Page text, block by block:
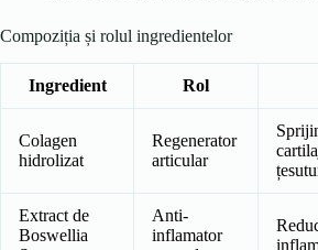
Compoziția și rolul ingredientelor
Ingredient Rol
Colagen
hidrolizat
Regenerator
articular
Extract de
Boswellia
Anti-
inflamator